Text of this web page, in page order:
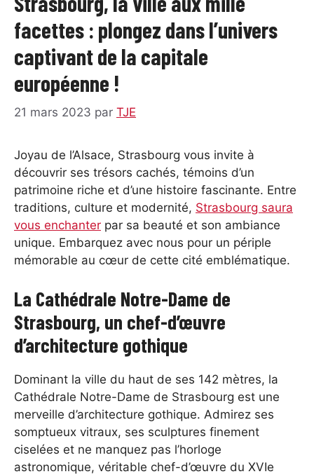
facettes : plongez dans l’univers
captivant de la capitale
européenne !
21 mars 2023 par TJE
Joyau de l’Alsace, Strasbourg vous invite à
découvrir ses trésors cachés, témoins d’un
patrimoine riche et d’une histoire fascinante. Entre
traditions, culture et modernité, Strasbourg saura
vous enchanter par sa beauté et son ambiance
unique. Embarquez avec nous pour un périple
mémorable au cœur de cette cité emblématique.
La Cathédrale Notre-Dame de
Strasbourg, un chef-d’œuvre
d’architecture gothique
Dominant la ville du haut de ses 142 mètres, la
Cathédrale Notre-Dame de Strasbourg est une
merveille d’architecture gothique. Admirez ses
somptueux vitraux, ses sculptures finement
ciselées et ne manquez pas l’horloge
astronomique, véritable chef-d’œuvre du XVIe